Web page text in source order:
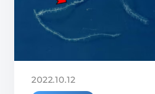
2022.10.12